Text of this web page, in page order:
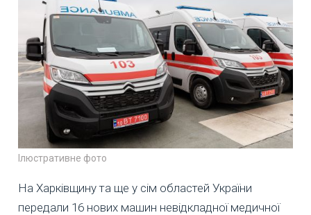
Ілюстративне фото
На Харківщину та ще у сім областей України
передали 16 нових машин невідкладної медичної